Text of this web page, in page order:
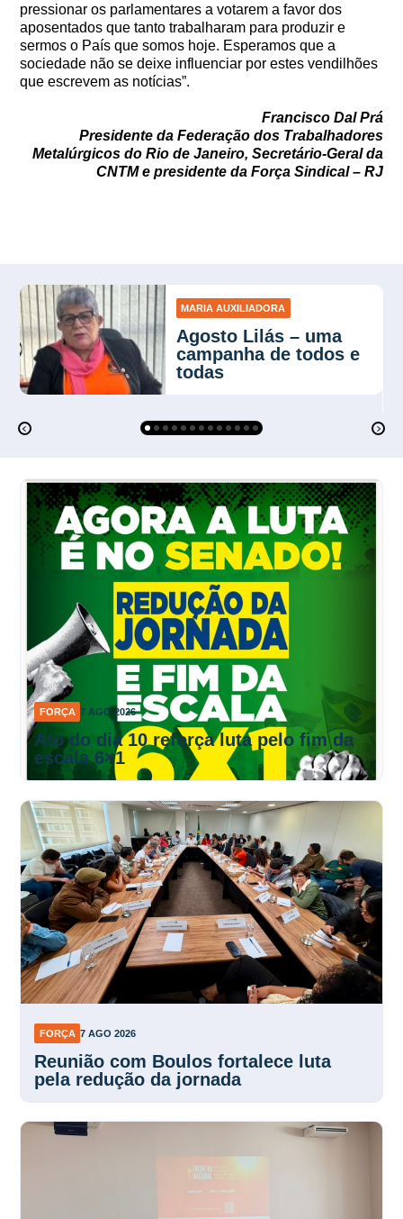
pressionar os parlamentares a votarem a favor dos
aposentados que tanto trabalharam para produzir e
sermos o País que somos hoje. Esperamos que a
sociedade não se deixe influenciar por estes vendilhões
que escrevem as notícias”.
Francisco Dal Prá
Presidente da Federação dos Trabalhadores
Metalúrgicos do Rio de Janeiro, Secretário-Geral da
CNTM e presidente da Força Sindical – RJ
MARIA AUXILIADORA
Agosto Lilás – uma
campanha de todos e
todas
FORÇA 7 AGO 2026
Ato do dia 10 reforça luta pelo fim da
escala 6×1
FORÇA 7 AGO 2026
Reunião com Boulos fortalece luta
pela redução da jornada